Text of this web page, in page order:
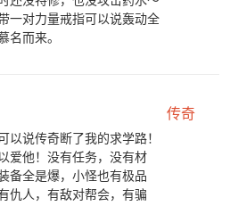
一对力量戒指可以说轰动全
名而来。
传奇
以说传奇断了我的求学路！
爱他！没有任务，没有材
备全是爆，小怪也有极品
仇人，有敌对帮会，有骗